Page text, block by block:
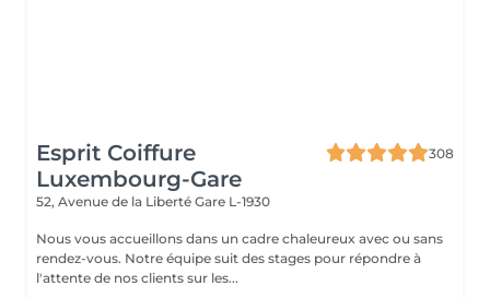
Esprit Coiffure
Luxembourg-Gare
308
52, Avenue de la Liberté Gare L-1930
Nous vous accueillons dans un cadre chaleureux avec ou sans
rendez-vous. Notre équipe suit des stages pour répondre à
l'attente de nos clients sur les...